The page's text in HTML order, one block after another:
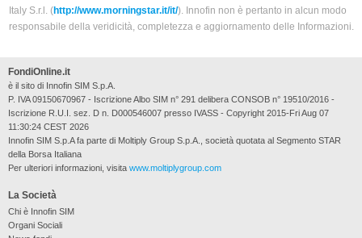
Italy S.r.l. (http://www.morningstar.it/it/). Innofin non è pertanto in alcun modo
responsabile della veridicità, completezza e aggiornamento delle Informazioni.
La Società
Chi è Innofin SIM
Organi Sociali
FondiOnline.it
è il sito di Innofin SIM S.p.A.
P. IVA 09150670967 - Iscrizione Albo SIM n° 291 delibera CONSOB n° 19510/2016 -
Iscrizione R.U.I. sez. D n. D000546007 presso IVASS - Copyright 2015-Fri Aug 07
11:30:24 CEST 2026
Innofin SIM S.p.A fa parte di Moltiply Group S.p.A., società quotata al Segmento STAR
della Borsa Italiana
Per ulteriori informazioni, visita www.moltiplygroup.com